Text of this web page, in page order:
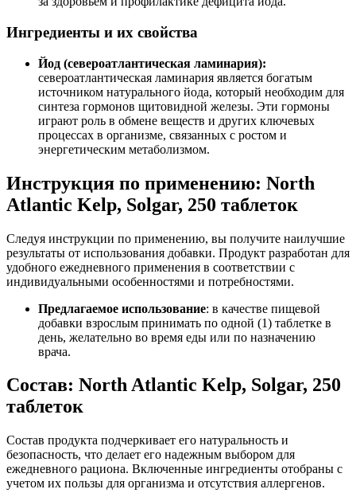
Ингредиенты и их свойства
Йод (североатлантическая ламинария):
североатлантическая ламинария является богатым
источником натурального йода, который необходим для
синтеза гормонов щитовидной железы. Эти гормоны
играют роль в обмене веществ и других ключевых
процессах в организме, связанных с ростом и
энергетическим метаболизмом.
Инструкция по применению: North
Atlantic Kelp, Solgar, 250 таблеток
Следуя инструкции по применению, вы получите наилучшие
результаты от использования добавки. Продукт разработан для
удобного ежедневного применения в соответствии с
индивидуальными особенностями и потребностями.
Предлагаемое использование: в качестве пищевой
добавки взрослым принимать по одной (1) таблетке в
день, желательно во время еды или по назначению
врача.
Состав: North Atlantic Kelp, Solgar, 250
таблеток
Состав продукта подчеркивает его натуральность и
безопасность, что делает его надежным выбором для
ежедневного рациона. Включенные ингредиенты отобраны с
учетом их пользы для организма и отсутствия аллергенов.